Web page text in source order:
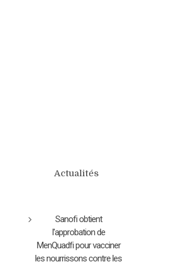
Actualités
Sanofi obtient
l'approbation de
MenQuadfi pour vacciner
les nourrissons contre les